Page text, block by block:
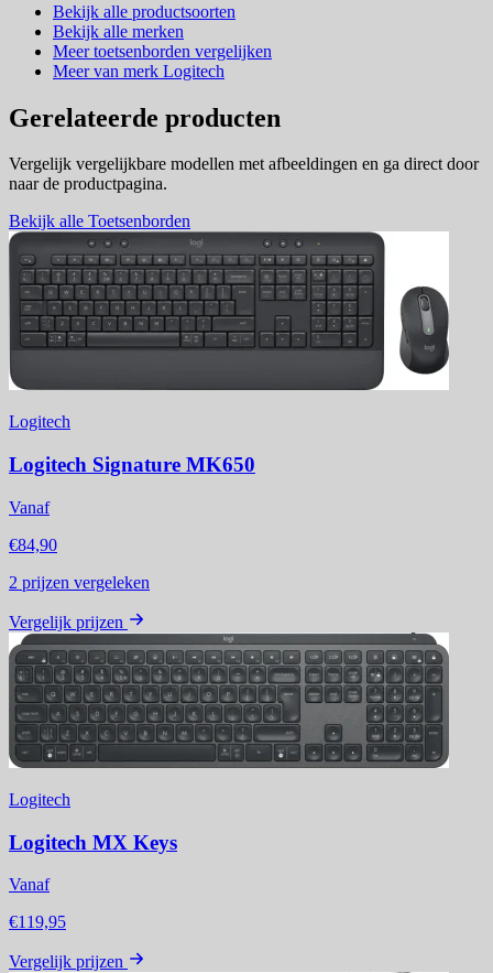
Bekijk alle productsoorten
Bekijk alle merken
Meer toetsenborden vergelijken
Meer van merk Logitech
Gerelateerde producten
Vergelijk vergelijkbare modellen met afbeeldingen en ga direct door
naar de productpagina.
Bekijk alle Toetsenborden
Logitech
Logitech Signature MK650
Vanaf
€84,90
2 prijzen vergeleken
Vergelijk prijzen
Logitech
Logitech MX Keys
Vanaf
€119,95
Vergelijk prijzen